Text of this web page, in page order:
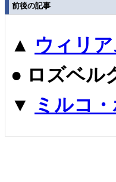
前後の記事
▲ ウィリ
● ロズベル
▼
ミルコ